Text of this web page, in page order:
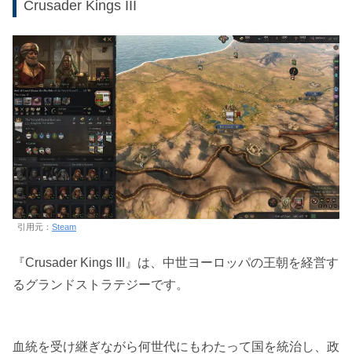
Crusader Kings III
引用元： Steam
『Crusader Kings III』は、中世ヨーロッパの王朝を経営す
るグランドストラテジーです。
血統を受け継ぎながら何世代にもわたって国を統治し、政